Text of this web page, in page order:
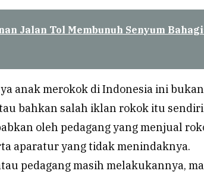
Jalan Tol Membunuh Senyum
anak merokok di Indonesia ini
bahkan salah iklan rokok itu
oleh pedagang yang menjual
aparatur yang tidak menindaknya.
pedagang masih melakukannya,